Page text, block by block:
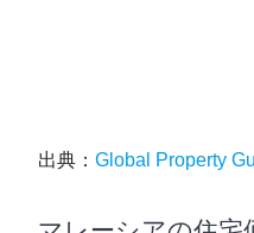
出典： Global Property